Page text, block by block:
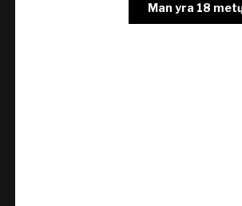
Man yra 18